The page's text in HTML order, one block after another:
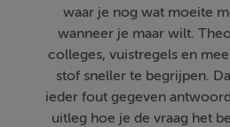
waar je nog wat moeite
wanneer je maar wilt.
colleges, vuistregels en
stof sneller te begrijpen.
ieder fout gegeven
uitleg hoe je de vraag het